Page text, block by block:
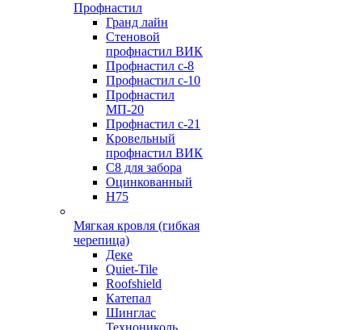
Профнастил
Гранд лайн
Стеновой
профнастил ВИК
Профнастил с-8
Профнастил с-10
Профнастил
МП-20
Профнастил с-21
Кровельный
профнастил ВИК
С8 для забора
Оцинкованный
Н75
Мягкая кровля (гибкая
черепица)
Деке
Quiet-Tile
Roofshield
Катепал
Шинглас
Технониколь